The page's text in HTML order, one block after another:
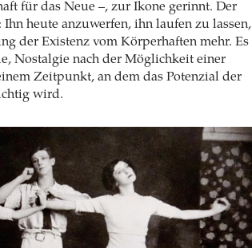
für das Neue –, zur Ikone gerinnt. Der
heute anzuwerfen, ihn laufen zu lassen,
der Existenz vom Körperhaften mehr. Es
Nostalgie nach der Möglichkeit einer
Zeitpunkt, an dem das Potenzial der
wird.